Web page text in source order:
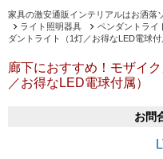
家具の激安通販インテリアルはお洒落
ライト照明器具
ペンダントライ
ダントライト（1灯／お得なLED電球付
廊下におすすめ！モザイ
／お得なLED電球付属）
お問